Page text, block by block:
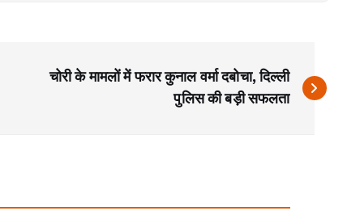
चोरी के मामलों में फरार कुनाल वर्मा दबोचा, दिल्ली
पुलिस की बड़ी सफलता